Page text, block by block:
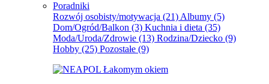
Poradniki
Rozwój osobisty/motywacja (21) Albumy (5)
Dom/Ogród/Balkon (3) Kuchnia i dieta (35)
Moda/Uroda/Zdrowie (13) Rodzina/Dziecko (9)
Hobby (25) Pozostałe (9)